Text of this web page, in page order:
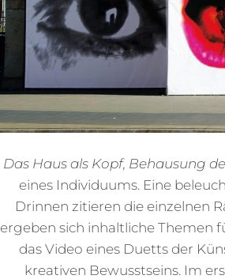
Das Haus als Kopf, Behausung
eines Individuums. Eine
Drinnen zitieren die einzelnen
ergeben sich inhaltliche Themen
das Video eines Duetts der
kreativen Bewusstseins. Im